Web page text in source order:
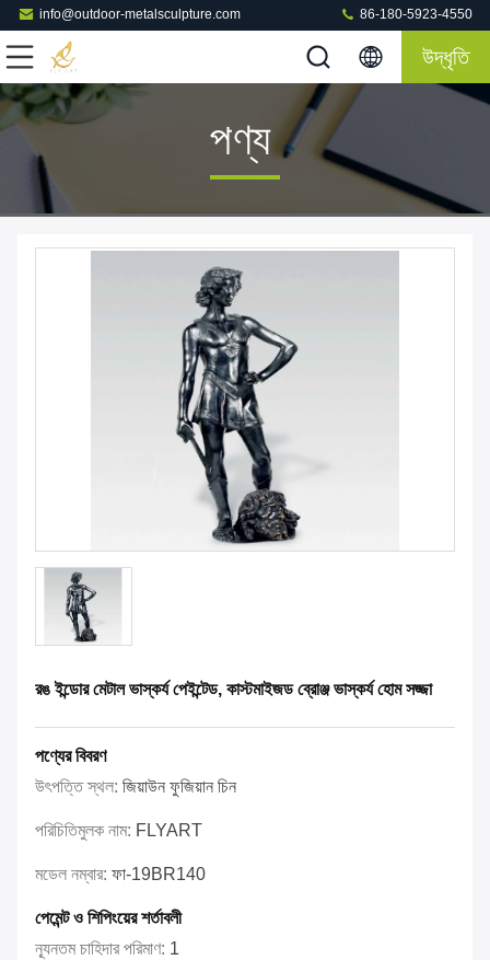
info@outdoor-metalsculpture.com 86-180-5923-4550
উদ্ধৃতি
পণ্য
রঙ ইন্ডোর মেটাল ভাস্কর্য পেইন্টেড, কাস্টমাইজড ব্রোঞ্জ ভাস্কর্য হোম সজ্জা
পণ্যের বিবরণ
উৎপত্তি স্থল: জিয়াউন ফুজিয়ান চিন
পরিচিতিমুলক নাম: FLYART
মডেল নম্বার: ফা-19BR140
পেমেন্ট ও শিপিংয়ের শর্তাবলী
ন্যূনতম চাহিদার পরিমাণ: 1